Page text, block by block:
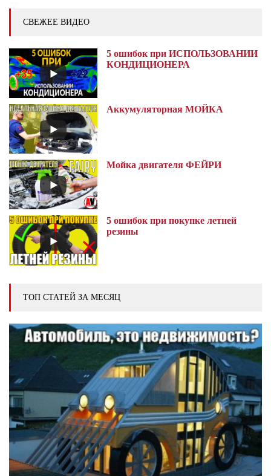
СВЕЖЕЕ ВИДЕО
5 ошибок при ИСПОЛЬЗОВАНИИ
КОНДИЦИОНЕРА
Аккумуляторная МОЙКА
Мойка двигателя ФЕЙРИ
5 ошибок при покупке летней
резины
ТОП СТАТЕЙ ЗА МЕСЯЦ